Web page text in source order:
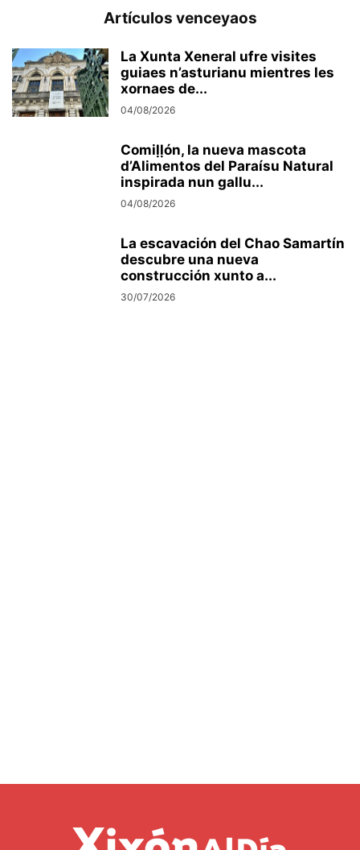
Artículos venceyaos
La Xunta Xeneral ufre visites
guiaes n’asturianu mientres les
xornaes de...
04/08/2026
Comiḷḷón, la nueva mascota
d’Alimentos del Paraísu Natural
inspirada nun gallu...
04/08/2026
La escavación del Chao Samartín
descubre una nueva
construcción xunto a...
30/07/2026